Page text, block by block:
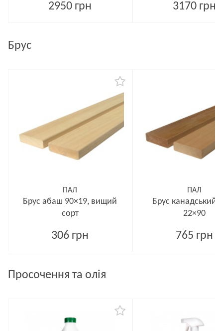
2950 грн 3170 грн
Брус
ПАЛ
Брус абаш 90×19, вищий
сорт
306 грн
ПАЛ
Брус канадський
22×90
765 грн
Просочення та олія